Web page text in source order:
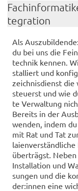
te­gra­ti­on
Als
du bei uns die
tech­nik ken­nen.
stal­liert und
zeich­nis­dienst die
steu­erst und wie
te Ver­wal­tung
Be­reits in der
wen­den, indem
mit Rat und Tat
über­trägst.
In­stal­la­ti­on und
sun­gen und die
der:innen eine